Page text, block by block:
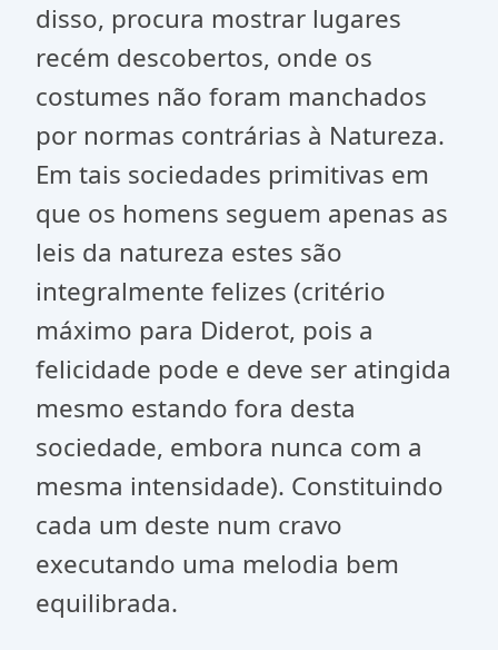
disso, procura mostrar lugares
recém descobertos, onde os
costumes não foram manchados
por normas contrárias à Natureza.
Em tais sociedades primitivas em
que os homens seguem apenas as
leis da natureza estes são
integralmente felizes (critério
máximo para Diderot, pois a
felicidade pode e deve ser atingida
mesmo estando fora desta
sociedade, embora nunca com a
mesma intensidade). Constituindo
cada um deste num cravo
executando uma melodia bem
equilibrada.